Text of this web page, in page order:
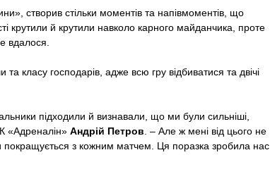
створив стільки моментів та напівмоментів, що
крутили й крутили навколо карного майданчика, проте
вдалося.
класу господарів, адже всю гру відбиватися та двічі
підходили й визнавали, що ми були сильніші,
«Адреналін» Андрій Петров . – Але ж мені від цього не
з кожним матчем. Ця поразка зробила нас